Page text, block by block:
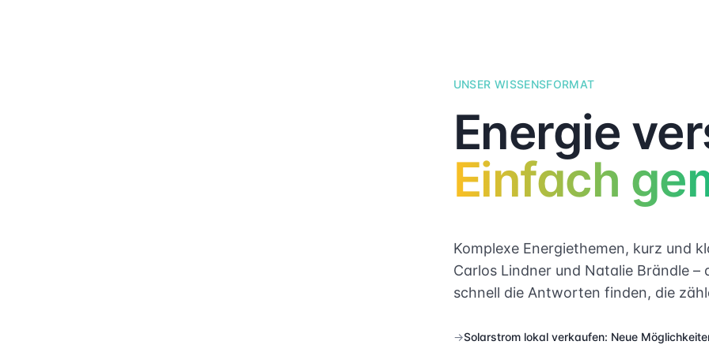
UNSER WISSENSFORMAT
Energie
Einfach
Komplexe Energiethemen, kurz und
Carlos Lindner und Natalie Brändle –
schnell die Antworten finden, die
→Solarstrom lokal verkaufen: Neue